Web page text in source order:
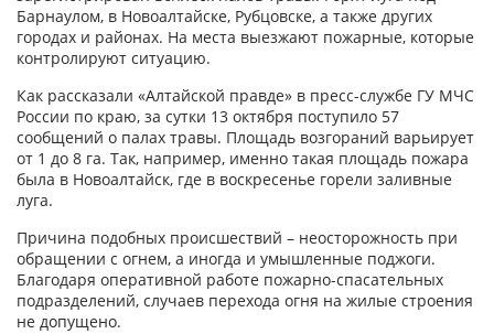
Барнаулом, в Новоалтайске, Рубцовске, а также других
городах и районах. На места выезжают пожарные, которые
контролируют ситуацию.
Как рассказали «Алтайской правде» в пресс-службе ГУ МЧС
России по краю, за сутки 13 октября поступило 57
сообщений о палах травы. Площадь возгораний варьирует
от 1 до 8 га. Так, например, именно такая площадь пожара
была в Новоалтайск, где в воскресенье горели заливные
луга.
Причина подобных происшествий – неосторожность при
обращении с огнем, а иногда и умышленные поджоги.
Благодаря оперативной работе пожарно-спасательных
подразделений, случаев перехода огня на жилые строения
не допущено.